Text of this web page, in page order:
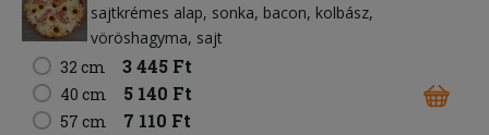
sajtkrémes alap sonka bacon kolbász
vöröshagyma sajt
32 cm
3 445 Ft
40 cm 5 140 Ft
57 cm 7 110 Ft